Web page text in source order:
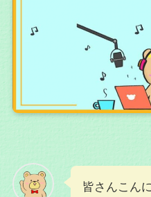
皆さんこん